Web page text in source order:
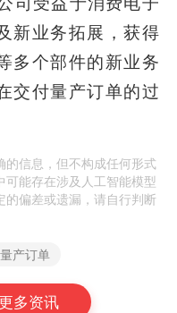
新业务拓展，获得
多个部件的新业务
交付量产订单的过
的信息，但不构成任何形式
能存在涉及人工智能模型
的偏差或遗漏，请自行判断
量产订单
多资讯